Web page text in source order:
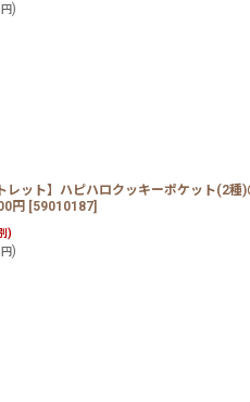
円)
レット】ハピハロクッキーポケット(2種)
円 [59010187]
)
円)